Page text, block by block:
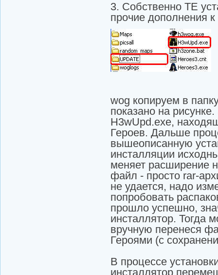
3. Собственно ТЕ
прочие дополнения
wog копируем в
показано на
H3wUpd.exe,
Героев. Дальше
вышеописанную
инсталляции
меняет расширение
файл - просто rar-
не удается, надо
попробовать
прошло успешно,
инсталлятор. Тогда
вручную перенеся
Героями (с
В процессе
инсталлятор